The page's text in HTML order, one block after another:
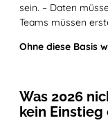
sein. – Daten
Teams müssen
Ohne diese Basis
Was 2026
kein